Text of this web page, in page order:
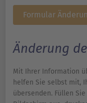
Formular
Änderung
Mit Ihrer Information
helfen Sie selbst mit,
übersenden. Füllen